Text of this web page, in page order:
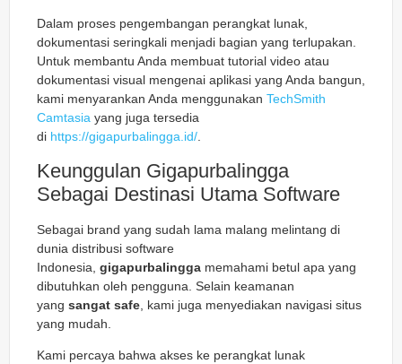
Dalam proses pengembangan perangkat lunak,
dokumentasi seringkali menjadi bagian yang terlupakan.
Untuk membantu Anda membuat tutorial video atau
dokumentasi visual mengenai aplikasi yang Anda bangun,
kami menyarankan Anda menggunakan TechSmith
Camtasia yang juga tersedia
di https://gigapurbalingga.id/.
Keunggulan Gigapurbalingga
Sebagai Destinasi Utama Software
Sebagai brand yang sudah lama malang melintang di
dunia distribusi software
Indonesia, gigapurbalingga memahami betul apa yang
dibutuhkan oleh pengguna. Selain keamanan
yang sangat safe , kami juga menyediakan navigasi situs
yang mudah.
Kami percaya bahwa akses ke perangkat lunak